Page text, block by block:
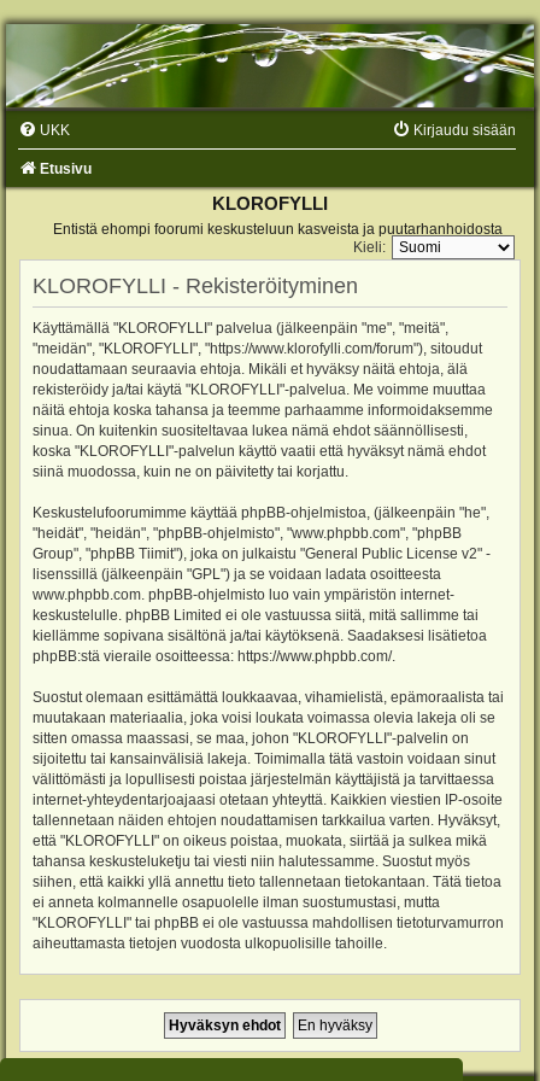
UKK Kirjaudu sisään
Etusivu
KLOROFYLLI
Entistä ehompi foorumi keskusteluun kasveista ja puutarhanhoidosta
Kieli:
KLOROFYLLI - Rekisteröityminen
Käyttämällä "KLOROFYLLI" palvelua (jälkeenpäin "me", "meitä",
"meidän", "KLOROFYLLI", "https://www.klorofylli.com/forum"), sitoudut
noudattamaan seuraavia ehtoja. Mikäli et hyväksy näitä ehtoja, älä
rekisteröidy ja/tai käytä "KLOROFYLLI"-palvelua. Me voimme muuttaa
näitä ehtoja koska tahansa ja teemme parhaamme informoidaksemme
sinua. On kuitenkin suositeltavaa lukea nämä ehdot säännöllisesti,
koska "KLOROFYLLI"-palvelun käyttö vaatii että hyväksyt nämä ehdot
siinä muodossa, kuin ne on päivitetty tai korjattu.
Keskustelufoorumimme käyttää phpBB-ohjelmistoa, (jälkeenpäin "he",
"heidät", "heidän", "phpBB-ohjelmisto", "www.phpbb.com", "phpBB
Group", "phpBB Tiimit"), joka on julkaistu "General Public License v2" -
lisenssillä (jälkeenpäin "GPL") ja se voidaan ladata osoitteesta
www.phpbb.com . phpBB-ohjelmisto luo vain ympäristön internet-
keskustelulle. phpBB Limited ei ole vastuussa siitä, mitä sallimme tai
kiellämme sopivana sisältönä ja/tai käytöksenä. Saadaksesi lisätietoa
phpBB:stä vieraile osoitteessa: https://www.phpbb.com/.
Suostut olemaan esittämättä loukkaavaa, vihamielistä, epämoraalista tai
muutakaan materiaalia, joka voisi loukata voimassa olevia lakeja oli se
sitten omassa maassasi, se maa, johon "KLOROFYLLI"-palvelin on
sijoitettu tai kansainvälisiä lakeja. Toimimalla tätä vastoin voidaan sinut
välittömästi ja lopullisesti poistaa järjestelmän käyttäjistä ja tarvittaessa
internet-yhteydentarjoajaasi otetaan yhteyttä. Kaikkien viestien IP-osoite
tallennetaan näiden ehtojen noudattamisen tarkkailua varten. Hyväksyt,
että "KLOROFYLLI" on oikeus poistaa, muokata, siirtää ja sulkea mikä
tahansa keskusteluketju tai viesti niin halutessamme. Suostut myös
siihen, että kaikki yllä annettu tieto tallennetaan tietokantaan. Tätä tietoa
ei anneta kolmannelle osapuolelle ilman suostumustasi, mutta
"KLOROFYLLI" tai phpBB ei ole vastuussa mahdollisen tietoturvamurron
aiheuttamasta tietojen vuodosta ulkopuolisille tahoille.